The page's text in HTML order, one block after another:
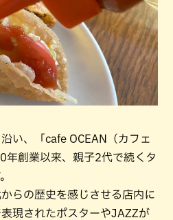
い、「cafe OCEAN（カフェ
年創業以来、親子2代で続くタ
らの歴史を感じさせる店内に
現されたポスターやJAZZが